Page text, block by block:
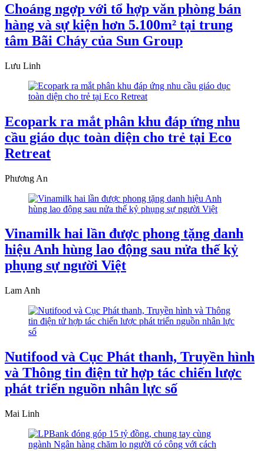
Choáng ngợp với tổ hợp văn phòng bán
hàng và sự kiện hơn 5.100m² tại trung
tâm Bãi Cháy của Sun Group
Lưu Linh
Ecopark ra mắt phân khu đáp ứng nhu
cầu giáo dục toàn diện cho trẻ tại Eco
Retreat
Phương An
Vinamilk hai lần được phong tặng danh
hiệu Anh hùng lao động sau nửa thế kỷ
phụng sự người Việt
Lam Anh
Nutifood và Cục Phát thanh, Truyền hình
và Thông tin điện tử hợp tác chiến lược
phát triển nguồn nhân lực số
Mai Linh